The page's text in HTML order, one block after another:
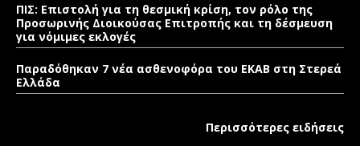
ΠΙΣ: Επιστολή για τη θεσμική κρίση, τον ρόλο της
Προσωρινής Διοικούσας Επιτροπής και τη δέσμευση
για νόμιμες εκλογές
Παραδόθηκαν 7 νέα ασθενοφόρα του ΕΚΑΒ στη Στερεά
Ελλάδα
Περισσότερες ειδήσεις